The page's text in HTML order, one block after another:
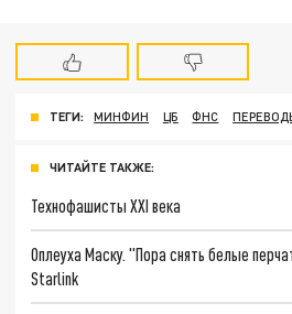
ТЕГИ: МИНФИН ЦБ ФНС
ЧИТАЙТЕ ТАКЖЕ:
Технофашисты XXI века
Оплеуха Маску. "Пора снять белые
Starlink